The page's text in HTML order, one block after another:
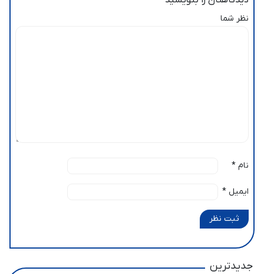
نظر شما
نام *
ایمیل *
ثبت نظر
جدیدترین